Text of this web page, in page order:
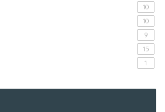
10
10
9
15
1